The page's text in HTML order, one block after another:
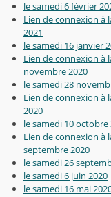
le samedi 6 février
Lien de connexion à
2021
le samedi 16 janvier
Lien de connexion à
novembre 2020
le samedi 28
Lien de connexion à
2020
le samedi 10 octobre
Lien de connexion à
septembre 2020
le samedi 26
le samedi 6 juin 2020
le samedi 16 mai